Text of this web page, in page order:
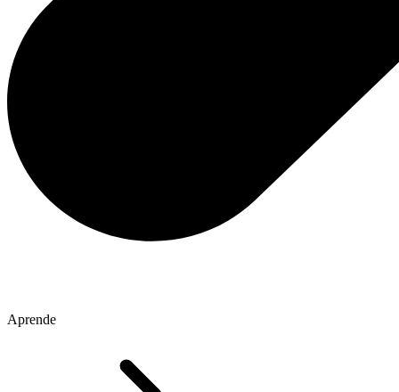
Aprende